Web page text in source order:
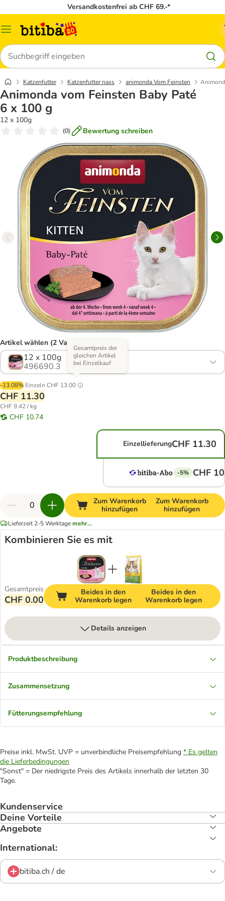
Versandkostenfrei ab CHF 69.-*
Menü
Suchen
Katzenfutter Katzenfutter nass animonda Vom Feinsten
Animonda vom Feinsten Baby Paté
6 x 100 g
12 x 100g
(0) Bewertung schreiben
Artikel wählen (2 Varianten)
12 x 100g
496690.3
-13.08% Einzeln CHF 13.00
Gesamtpreis der
gleichen Artikel
bei Einzelkauf
CHF 11.30
CHF 9.42 / kg
CHF 10.74
EinzellieferungCHF 11.30
-5% CHF
Zum Warenkorb
hinzufügen
Zum Warenkorb
hinzufügen
Lieferzeit 2-5 Werktagemehr...
Kombinieren Sie es mit
Gesamtpreis
CHF 0.00
Beides in den
Warenkorb legen
Beides in den
Warenkorb legen
Details anzeigen
Produktbeschreibung
Zusammensetzung
Fütterungsempfehlung
Preise inkl. MwSt. UVP = unverbindliche Preisempfehlung * Es gelten
die Lieferbedingungen
"Sonst" = Der niedrigste Preis des Artikels innerhalb der letzten 30
Tage.
Kundenservice
Deine Vorteile
Angebote
International:
bitiba.ch / de